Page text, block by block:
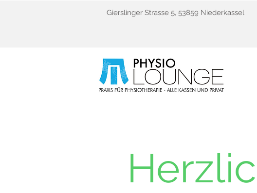
Gierslinger Strasse 5, 53859 Niederkassel